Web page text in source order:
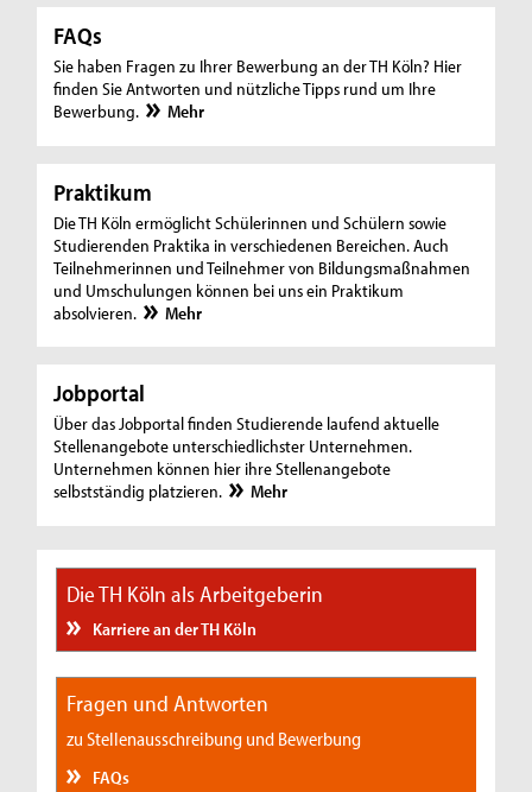
FAQs
Sie haben Fragen zu Ihrer Bewerbung an der TH Köln? Hier
finden Sie Antworten und nützliche Tipps rund um Ihre
Bewerbung.
Mehr
Praktikum
Die TH Köln ermöglicht Schülerinnen und Schülern sowie
Studierenden Praktika in verschiedenen Bereichen. Auch
Teilnehmerinnen und Teilnehmer von Bildungsmaßnahmen
und Umschulungen können bei uns ein Praktikum
absolvieren.
Mehr
Jobportal
Über das Jobportal finden Studierende laufend aktuelle
Stellenangebote unterschiedlichster Unternehmen.
Unternehmen können hier ihre Stellenangebote
selbstständig platzieren.
Mehr
Die TH Köln als Arbeitgeberin
Karriere an der TH Köln
Fragen und Antworten
zu Stellenausschreibung und Bewerbung
FAQs